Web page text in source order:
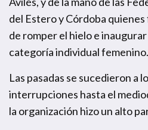
del Estero y Córdoba
de romper el hielo e
categoría individual femenino.
Las pasadas se sucedieron a
interrupciones hasta el
la organización hizo un alto